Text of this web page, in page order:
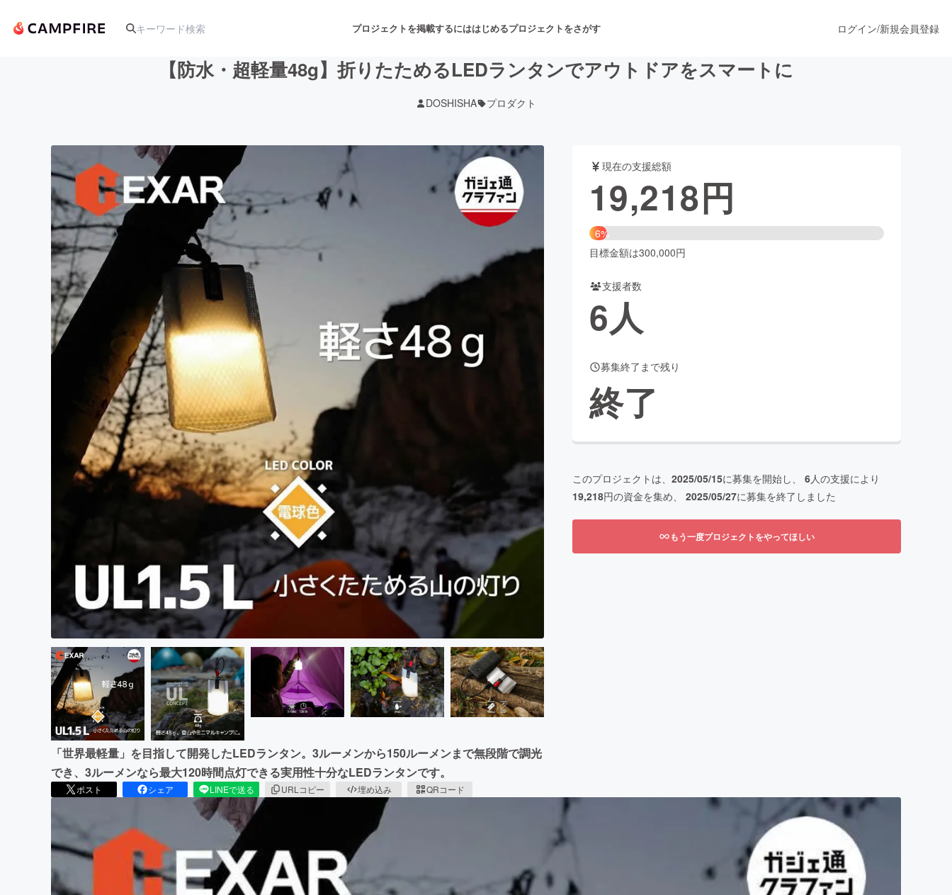
プロジェクトを掲載するにははじめるプロジェクトをさがす
アート・写真 音楽 舞台・パフォーマンス
テクノロジー・ガジェット ファッション
映像・映画 アニメ・漫画
ビジネス・起業 ビューティー・ヘルスケア
まちづくり・地域活性化
CAMPFIRE for Social Good
ログイン/新規会員登録
【防水・超軽量48g】折りたためるLEDランタンでアウトドアをスマートに
DOSHISHA プロダクト
「世界最軽量」を目指して開発したLEDランタン。3ルーメンから150ルーメンまで無段階で調光
でき、3ルーメンなら最大120時間点灯できる実用性十分なLEDランタンです。
ポスト シェア LINEで送る URLコピー 埋め込み QRコード
現在の支援総額
19,218円
6%
目標金額は300,000円
支援者数
6人
募集終了まで残り
終了
このプロジェクトは、 2025/05/15に募集を開始し、 6人の支援により
19,218円の資金を集め、 2025/05/27に募集を終了しました
もう一度プロジェクトをやってほしい